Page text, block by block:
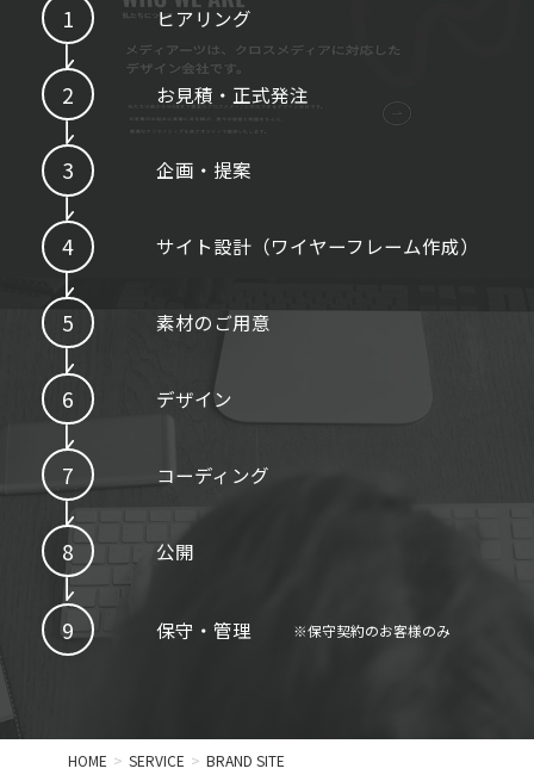
ヒアリング
お見積・正式発注
企画・提案
サイト設計（ワイヤーフレーム作成）
素材のご用意
デザイン
コーディング
公開
保守・管理 ※保守契約のお客様のみ
HOME SERVICE BRAND SITE